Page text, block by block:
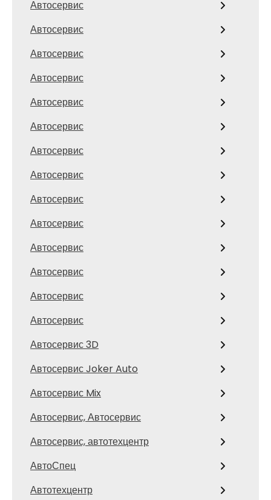
Автосервис
Автосервис
Автосервис
Автосервис
Автосервис
Автосервис
Автосервис
Автосервис
Автосервис
Автосервис
Автосервис
Автосервис
Автосервис
Автосервис
Автосервис 3D
Автосервис Joker Auto
Автосервис Mix
Автосервис, Автосервис
Автосервис, автотехцентр
АвтоСпец
Автотехцентр